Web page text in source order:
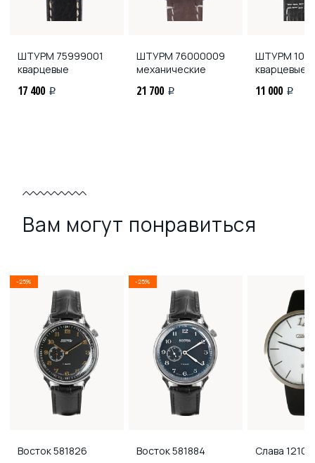
ШТУРМ 75999001
кварцевые
17 400 i
ШТУРМ 76000009
механические
21 700 i
ШТУРМ
кварцевые
11 000 i
Вам могут понравиться
-25%
Восток581826
-25%
Восток581884 Слава